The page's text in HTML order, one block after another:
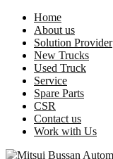
Home
About us
Solution Provider
New Trucks
Used Truck
Service
Spare Parts
CSR
Contact us
Work with Us